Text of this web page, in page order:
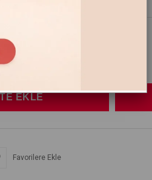
Favorilere Ekle